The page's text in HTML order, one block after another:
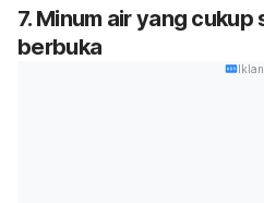
7. Minum air yang cukup
berbuka
Iklan